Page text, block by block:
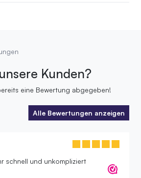
Kunden?
eine Bewertung abgegeben!
Alle Bewertungen anzeigen
Alle Bewertungen anzeigen
schnell und unkompliziert